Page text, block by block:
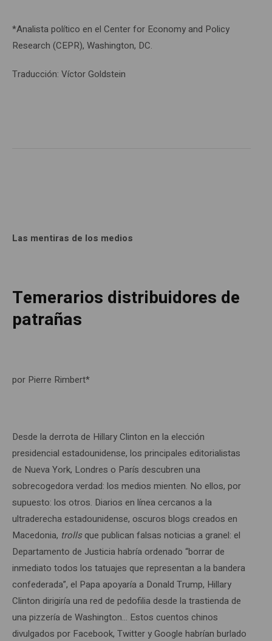
*Analista político en el Center for Economy and Policy
Research (CEPR), Washington, DC.
Traducción: Víctor Goldstein
Las mentiras de los medios
Temerarios distribuidores de
patrañas
por Pierre Rimbert*
Desde la derrota de Hillary Clinton en la elección
presidencial estadounidense, los principales editorialistas
de Nueva York, Londres o París descubren una
sobrecogedora verdad: los medios mienten. No ellos, por
supuesto: los otros. Diarios en línea cercanos a la
ultraderecha estadounidense, oscuros blogs creados en
Macedonia, trollsque publican falsas noticias a granel: el
Departamento de Justicia habría ordenado “borrar de
inmediato todos los tatuajes que representan a la bandera
confederada”, el Papa apoyaría a Donald Trump, Hillary
Clinton dirigiría una red de pedofilia desde la trastienda de
una pizzería de Washington… Estos cuentos chinos
divulgados por Facebook, Twitter y Google habrían burlado